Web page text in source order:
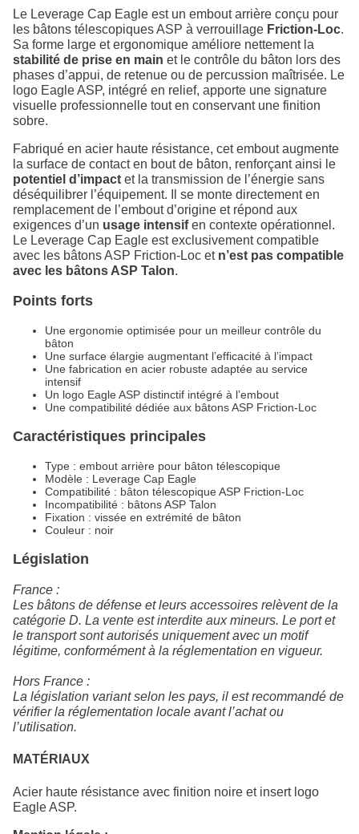
Le Leverage Cap Eagle est un embout arrière conçu pour
les bâtons télescopiques ASP à verrouillage Friction‑Loc.
Sa forme large et ergonomique améliore nettement la
stabilité de prise en main et le contrôle du bâton lors des
phases d’appui, de retenue ou de percussion maîtrisée. Le
logo Eagle ASP, intégré en relief, apporte une signature
visuelle professionnelle tout en conservant une finition
sobre.
Fabriqué en acier haute résistance, cet embout augmente
la surface de contact en bout de bâton, renforçant ainsi le
potentiel d’impact et la transmission de l’énergie sans
déséquilibrer l’équipement. Il se monte directement en
remplacement de l’embout d’origine et répond aux
exigences d’un usage intensifen contexte opérationnel.
Le Leverage Cap Eagle est exclusivement compatible
avec les bâtons ASP Friction‑Loc et n’est pas compatible
avec les bâtons ASP Talon.
Points forts
Une ergonomie optimisée pour un meilleur contrôle du
bâton
Une surface élargie augmentant l’efficacité à l’impact
Une fabrication en acier robuste adaptée au service
intensif
Un logo Eagle ASP distinctif intégré à l’embout
Une compatibilité dédiée aux bâtons ASP Friction‑Loc
Caractéristiques principales
Type : embout arrière pour bâton télescopique
Modèle : Leverage Cap Eagle
Compatibilité : bâton télescopique ASP Friction‑Loc
Incompatibilité : bâtons ASP Talon
Fixation : vissée en extrémité de bâton
Couleur : noir
Législation
France :
Les bâtons de défense et leurs accessoires relèvent de la
catégorie D. La vente est interdite aux mineurs. Le port et
le transport sont autorisés uniquement avec un motif
légitime, conformément à la réglementation en vigueur.
Hors France :
La législation variant selon les pays, il est recommandé de
vérifier la réglementation locale avant l’achat ou
l’utilisation.
MATÉRIAUX
Acier haute résistance avec finition noire et insert logo
Eagle ASP.